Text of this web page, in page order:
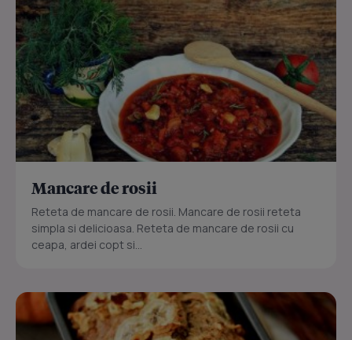
Mancare de rosii
Reteta de mancare de rosii. Mancare de rosii reteta
simpla si delicioasa. Reteta de mancare de rosii cu
ceapa, ardei copt si...